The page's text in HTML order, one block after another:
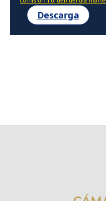
Descarga